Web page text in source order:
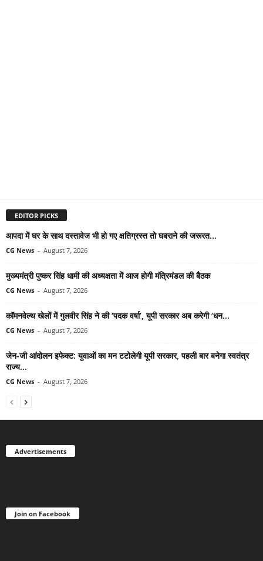
EDITOR PICKS
आपदा में घर के साथ दस्तावेज भी हो गए क्षतिग्रस्त तो घबराने की जरूरत...
CG News - August 7, 2026
मुख्यमंत्री पुष्कर सिंह धामी की अध्यक्षता में आज होगी मंत्रिमंडल की बैठक
CG News - August 7, 2026
कॉमनवेल्थ खेलों में गुलवीर सिंह ने की ‘पदक वर्षा’, यूपी सरकार अब करेगी ‘धन...
CG News - August 7, 2026
जेन-जी आंदोलन इफेक्ट: युवाओं का मन टटोलेगी यूपी सरकार, पहली बार बनेगा स्वतंत्र
राज्य...
CG News - August 7, 2026
Advertisements
Join on Facebook